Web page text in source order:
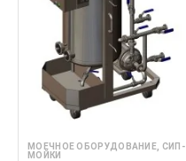
МОЕЧНОЕ ОБОРУДОВАНИЕ, СИП-
МОЙКИ